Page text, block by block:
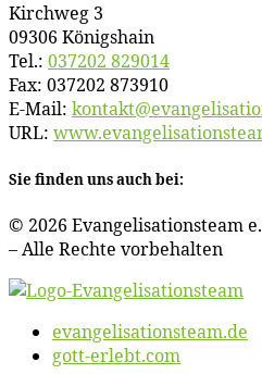
Kirch­weg 3
09306 Königshain
Tel.: 037202 829014
Fax: 037202 873910
E‑Mail:
URL:
Sie fin­den uns auch bei:
© 2026 Evan­ge­li­sa­ti­ons­team e.
– Al­le Rech­te vorbehalten
evangelisationsteam.de
gott-erlebt.com